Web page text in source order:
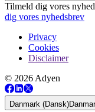
Tilmeld dig vores
dig vores nyhedsbrev
Privacy
Cookies
Disclaimer
© 2026 Adyen
Danmark (Dansk)